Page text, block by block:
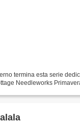
termina esta serie
Needleworks